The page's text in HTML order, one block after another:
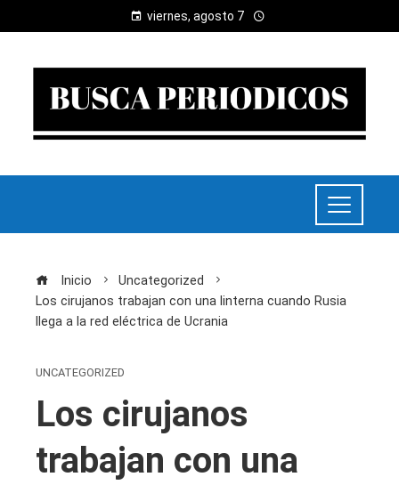
viernes, agosto 7
Inicio
Uncategorized
Los cirujanos trabajan con una linterna cuando Rusia
llega a la red eléctrica de Ucrania
UNCATEGORIZED
Los cirujanos
trabajan con una